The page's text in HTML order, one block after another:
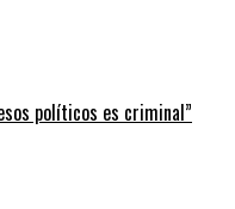
políticos es criminal”